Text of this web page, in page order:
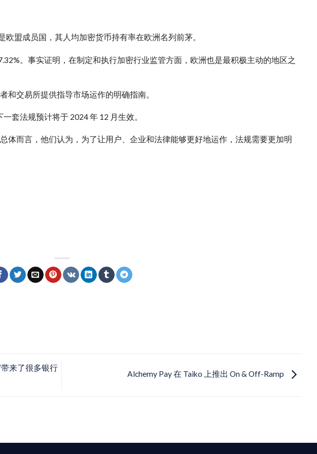
盟成员国，其人均加密货币持有率在欧洲名列前茅。
。事实证明，在制定和执行加密行业监管方面，欧洲也是最积极主动的地区之
和交易所提供指导市场运作的明确指南。
套法规预计将于 2024 年 12 月生效。
体而言，他们认为，为了让用户、企业和法律能够更好地运作，法规需要更加明
来了很多银行
Alchemy Pay 在 Taiko 上推出 On & Off-Ramp